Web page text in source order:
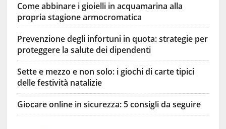
Come abbinare i gioielli in acquamarina alla
propria stagione armocromatica
Prevenzione degli infortuni in quota: strategie per
proteggere la salute dei dipendenti
Sette e mezzo e non solo: i giochi di carte tipici
delle festività natalizie
Giocare online in sicurezza: 5 consigli da seguire